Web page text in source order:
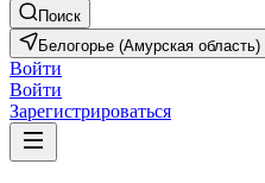
Поиск
Белогорье (Амурская область)
Войти
Войти
Зарегистрироваться